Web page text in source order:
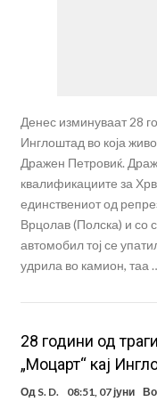
Денес изминуваат 28
Инглоштад во која
Дражен Петровиќ.
квалификациите за
единствениот од
Врцолав (Полска) и со
автомобил тој се
удрила во камион, таа
28 години од
„Моцарт“ кај
Од S. D. 08:51, 07 јуни